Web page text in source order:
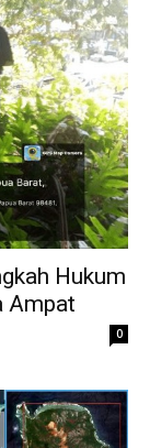
Hukum
Ampat
0